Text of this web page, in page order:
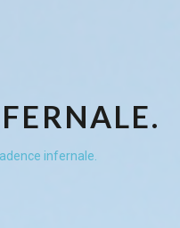
infernale.